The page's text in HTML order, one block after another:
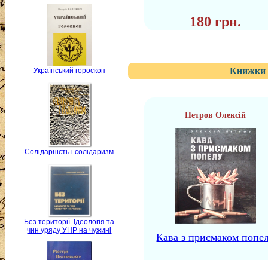
Український гороскоп
Солідарність і солідаризм
Без території. Ідеологія та
чин уряду УНР на чужині
180 грн.
Книжки
Петров Олексій
Кава з присмаком